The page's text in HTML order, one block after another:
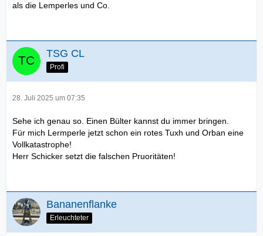
als die Lemperles und Co.
TSG CL
Profi
28. Juli 2025 um 07:35
Sehe ich genau so. Einen Bülter kannst du immer bringen.
Für mich Lermperle jetzt schon ein rotes Tuxh und Orban eine
Vollkatastrophe!
Herr Schicker setzt die falschen Pruoritäten!
Bananenflanke
Erleuchteter